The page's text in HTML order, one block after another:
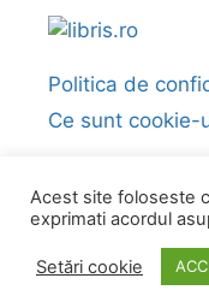
Politica de
Ce sunt cookie-
© 2026
Acest site foloseste
exprimati acordul
Setări cookie